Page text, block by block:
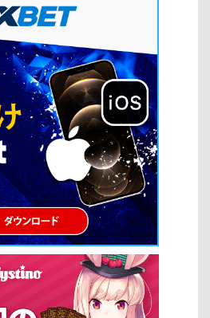
タイトルやトレンドを把握すること
種類を見つけやすくなります。最新の
より充実したオンラインカジノ体験を
略 オンラインカジノでさまざまなスロ
は、基本的な戦略を理解しておくこと
り入れることで、リスクを抑えながら
す。 マックスベット戦略 マックスベッ
ことで高額配当やジャックポットを狙
のスロットの種類では、最大ベット時
格が得られる場合があります。 […]
期待感が楽しめる テーマとビジュアル
彩なテーマや高品質なグラフィックが
力的にしています。スロットの攻略法
ったテーマを選ぶことで、長く楽しむ
メなど多様なテーマが用意されている
と演出 ストーリー性のあるゲームで没
ットは手軽さと高いエンターテインメ
ロットの攻略法を取り入れることで、
得ることができます。 スロットの攻略
ることで、単なる運任せではなく、よ
が可能になります。ここでは、初心者
本的なスロットの攻略法を紹介しま
ットの攻略法の基本は、適切なベット額
見合った賭け方をすることで、長く安
できます。 自分の資金に合った無理の
ト額を一定に保ち、リスクをコントロ
されず、冷静に判断する プレイするス
とで、期待値を高めることができま
ロットを優先的に選ぶ フリースピンや
を選択する 自分の好みやプレイスタイ